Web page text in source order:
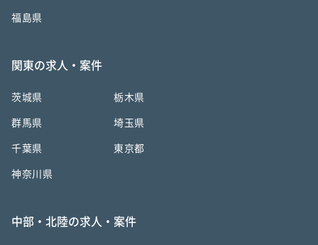
福島県
関東の求人・案件
茨城県 栃木県
群馬県 埼玉県
千葉県 東京都
神奈川県
中部・北陸の求人・案件